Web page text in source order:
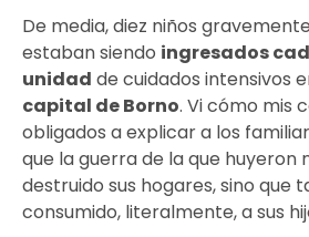
De media, diez niños
estaban siendo ingresados
unidad de cuidados intensivos
capital de Borno. Vi cómo mis
obligados a explicar a los
que la guerra de la que huyeron
destruido sus hogares, sino que
consumido, literalmente, a sus